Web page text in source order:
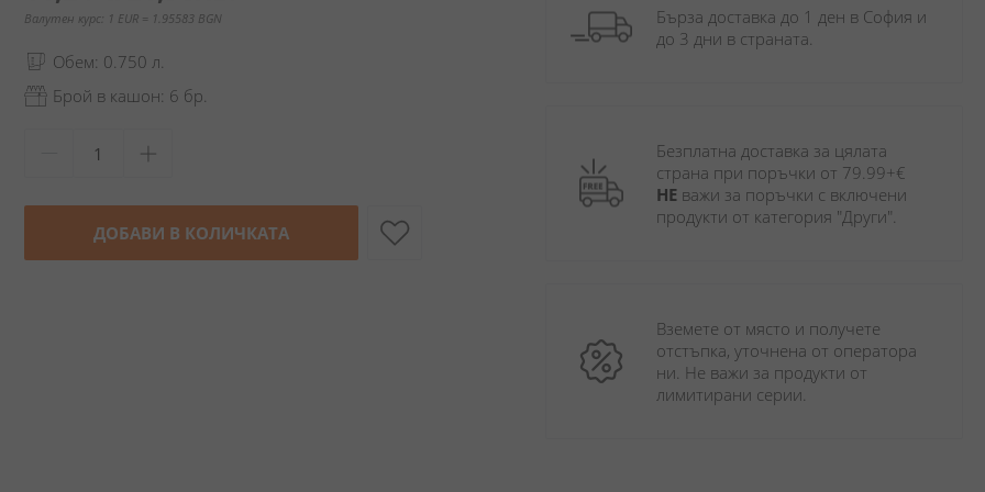
Валутен курс: 1 EUR = 1.95583 BGN
Обем: 0.750 л.
Брой в кашон: 6 бр.
ДОБАВИ В КОЛИЧКАТА
Бърза доставка до 1 ден в София и
до 3 дни в страната.
Безплатна доставка за цялата
НЕ важи за поръчки с включени
продукти от категория "Други".
Вземете от място и получете
отстъпка, уточнена от оператора
ни. Не важи за продукти от
лимитирани серии.